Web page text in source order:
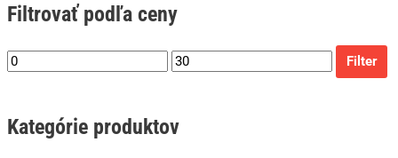
Filtrovať podľa ceny
Filter
Kategórie produktov